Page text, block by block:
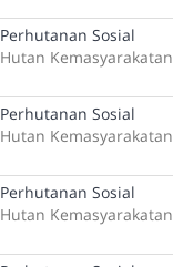
Perhutanan Sosial
Hutan Kemasyarakatan
Perhutanan Sosial
Hutan Kemasyarakatan
Perhutanan Sosial
Hutan Kemasyarakatan